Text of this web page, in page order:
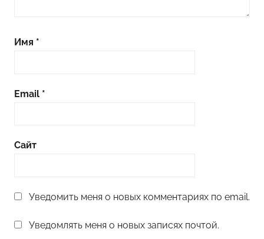
Имя *
Email *
Сайт
Уведомить меня о новых комментариях по email.
Уведомлять меня о новых записях почтой.